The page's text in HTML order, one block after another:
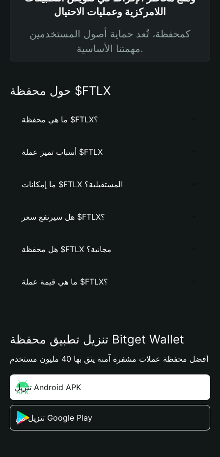
اللامركزية وعمليات الاحتيال
كمحفظة، تُعد حماية أصول المستخدمين
مهمتنا الأساسية.
حول محفظة $FTLX
ما هي محفظة $FTLX؟
أسباب تميز عملة $FTLX
ما إمكانات $FTLX المستقبلية؟
هل سيرتفع سعر $FTLX؟
هل محفظة $FTLX مجانية؟
ما هي قيمة عملة $FTLX؟
تنزيل تطبيق محفظة Bitget Wallet
أفضل محفظة عملات مشفرة آمنة يثق بها 40 مليون مستخدم
تنزيل Android APK
تنزيل من Google Play